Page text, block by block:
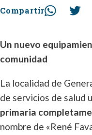
Compartir
Un nuevo
comunidad
La localidad de
de servicios de salud
primaria
nombre de «René